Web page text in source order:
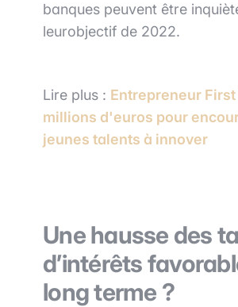
banques peuvent être
leurobjectif de 2022.
Lire plus : Entrepreneur First
millions d'euros pour
jeunes talents à innover
Une hausse des
d’intérêts
long terme ?